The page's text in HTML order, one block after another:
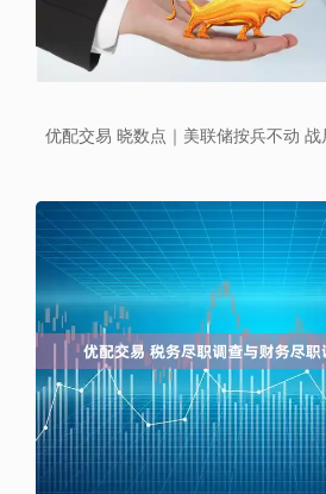
优配交易 晓数点｜美联储按兵不动